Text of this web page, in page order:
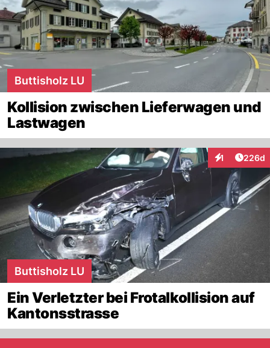
Buttisholz LU
Kollision zwischen Lieferwagen und
Lastwagen
1
Interaktionen
226d
Buttisholz LU
Ein Verletzter bei Frotalkollision auf
Kantonsstrasse